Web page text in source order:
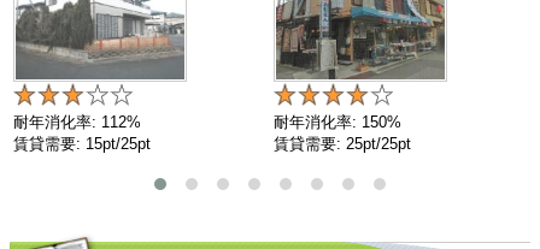
耐年消化率: 112%
賃貸需要: 15pt/25pt
耐年消化率: 150%
賃貸需要: 25pt/25pt